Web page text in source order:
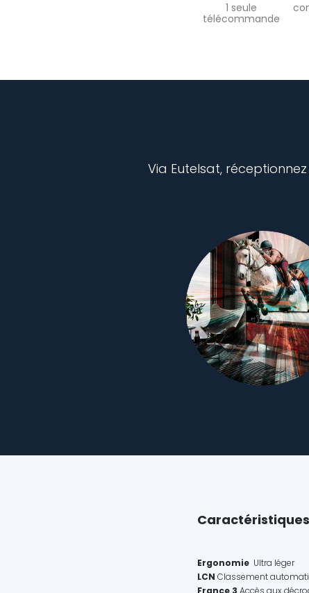
1 seule
télécommande
Via Eutelsat,
Caractéristiques
Ergonomie Ultra léger
LCN Classement